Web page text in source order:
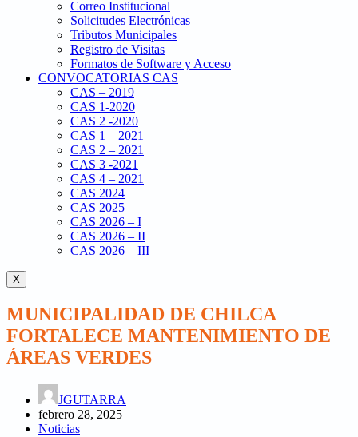
Correo Institucional
Solicitudes Electrónicas
Tributos Municipales
Registro de Visitas
Formatos de Software y Acceso
CONVOCATORIAS CAS
CAS – 2019
CAS 1-2020
CAS 2 -2020
CAS 1 – 2021
CAS 2 – 2021
CAS 3 -2021
CAS 4 – 2021
CAS 2024
CAS 2025
CAS 2026 – I
CAS 2026 – II
CAS 2026 – III
X
MUNICIPALIDAD DE CHILCA
FORTALECE MANTENIMIENTO DE
ÁREAS VERDES
JGUTARRA
febrero 28, 2025
Noticias